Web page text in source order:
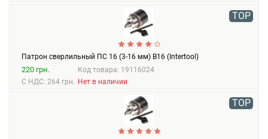
TOP
Патрон сверлильный ПС 16 (3-16 мм) В16 (Intertool)
220 грн.
С НДС: 264 грн.
Код товара: 19116024
Нет в наличии
TOP